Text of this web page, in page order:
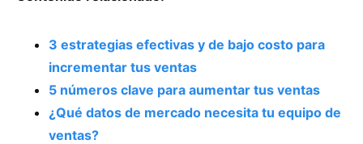
3 estrategias efectivas y de bajo costo para
incrementar tus ventas
5 números clave para aumentar tus ventas
¿Qué datos de mercado necesita tu equipo de
ventas?